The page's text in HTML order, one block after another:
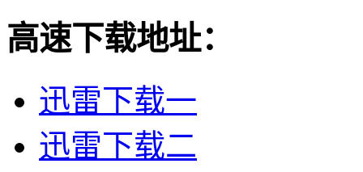
高速下载地址：
迅雷下载一
迅雷下载二